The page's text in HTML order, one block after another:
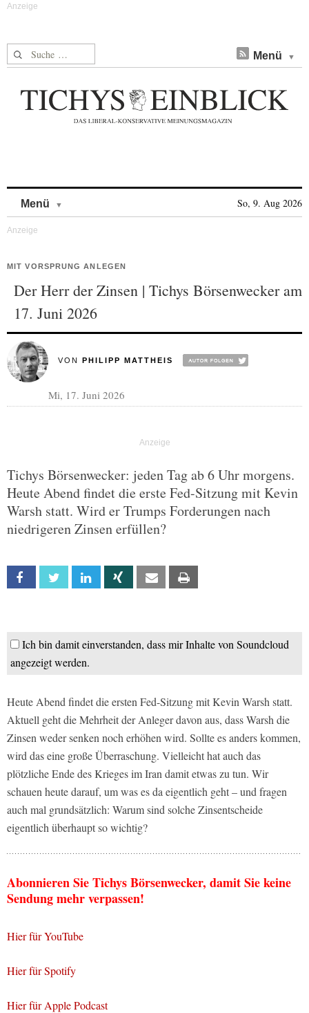
Suche nach: Menü
Menü So, 9. Aug 2026
MIT VORSPRUNG ANLEGEN
Der Herr der Zinsen | Tichys Börsenwecker am
17. Juni 2026
VON PHILIPP MATTHEIS
Mi, 17. Juni 2026
Tichys Börsenwecker: jeden Tag ab 6 Uhr morgens.
Heute Abend findet die erste Fed-Sitzung mit Kevin
Warsh statt. Wird er Trumps Forderungen nach
niedrigeren Zinsen erfüllen?
Facebook Twitter Linkedin Xing Email
Ich bin damit einverstanden, dass mir Inhalte von Soundcloud
angezeigt werden.
Heute Abend findet die ersten Fed-Sitzung mit Kevin Warsh statt.
Aktuell geht die Mehrheit der Anleger davon aus, dass Warsh die
Zinsen weder senken noch erhöhen wird. Sollte es anders kommen,
wird das eine große Überraschung. Vielleicht hat auch das
plötzliche Ende des Krieges im Iran damit etwas zu tun. Wir
schauen heute darauf, um was es da eigentlich geht – und fragen
auch mal grundsätzlich: Warum sind solche Zinsentscheide
eigentlich überhaupt so wichtig?
Abonnieren Sie Tichys Börsenwecker, damit Sie keine
Sendung mehr verpassen!
Hier für YouTube
Hier für Spotify
Hier für Apple Podcast